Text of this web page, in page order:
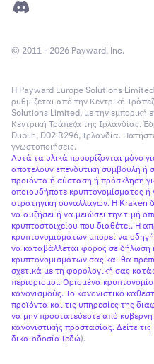
© 2011 - 2026 Payward, Inc.
Η Payward Europe Solutions
ρυθμίζεται από την Κεντρική
Solutions Limited, με την εμπορική
Κεντρική Τράπεζα της Ιρλανδίας.
Dublin, D02 R296, Ιρλανδία.
γνωστοποιήσεις.
Αυτά τα υλικά προορίζονται μόνο
αποτελούν επενδυτική συμβουλή ή
προϊόντα ή σύσταση ή πρόσκληση
οποιουδήποτε κρυπτονομίσματος ή
στρατηγική συναλλαγών. Η Kraken
να αυξήσει ή να μειώσει την τιμή
κρυπτοστοιχείου που διαθέτει. Η
κρυπτονομισμάτων μπορεί να
να καταβάλλεται φόρος σε δήλωση
κρυπτονομισμάτων σας και θα
σχετικά με τη φορολογική σας
περιορισμοί. Ορισμένα
κανονισμούς. Το κανονιστικό
προϊόντα και τις υπηρεσίες της
να μην προστατεύεστε από
κανονιστικής προστασίας. Δείτε
δικαιοδοσία (εδώ).